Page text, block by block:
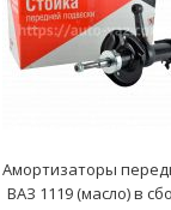
Амортизаторы
ВАЗ 1119 (масло) в